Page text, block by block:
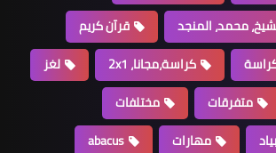
محمد، المنجد
قرآن كريم
كراسة،مجانا، 2x1
لغز
متفرقات
مختلفات
مهارات
abacus